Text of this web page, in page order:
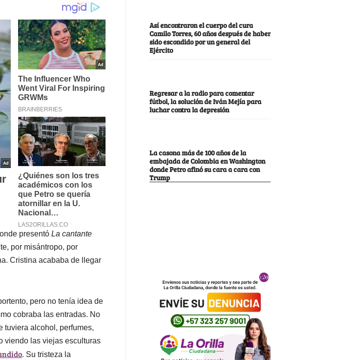
presentó La cantante
por misántropo, por
Cristina acababa de llegar
pero no tenía idea de
cobraba las entradas. No
tuviera alcohol, perfumes,
viendo las viejas esculturas
. Su tristeza la
Así encontraron el cuerpo del cura
Camilo Torres, 60 años después de haber
sido escondido por un general del
Ejército
Regresar a la radio para comentar
fútbol, la solución de Iván Mejía para
luchar contra la depresión
La casona más de 100 años de la
embajada de Colombia en Washington
donde Petro afinó su cara a cara con
Trump